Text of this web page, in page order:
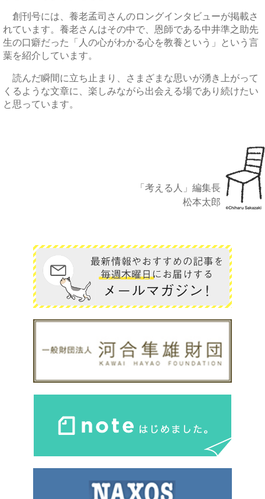
創刊号には、養老孟司さんのロングインタビューが掲載さ
れています。養老さんはその中で、恩師である中井準之助先
生の口癖だった「人の心がわかる心を教養という」という言
葉を紹介しています。
読んだ瞬間に立ち止まり、さまざまな思いが湧き上がって
くるような文章に、楽しみながら出会える場であり続けたい
と思っています。
「考える人」編集長
松本太郎